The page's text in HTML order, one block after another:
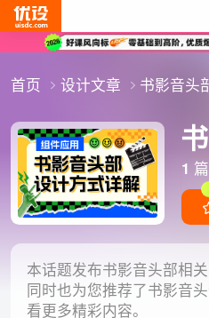
首页 设计文章 书影音头
1
本话题发布书影音头部相
同时也为您推荐了书影音
看更多精彩内容。